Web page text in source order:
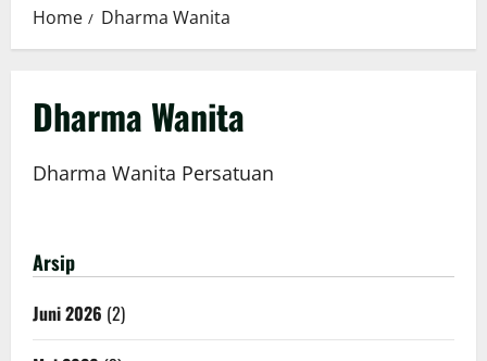
Home Dharma Wanita
Dharma Wanita
Dharma Wanita Persatuan
Arsip
Juni 2026 (2)